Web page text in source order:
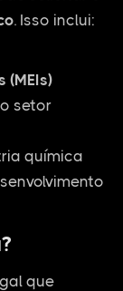
. Isso inclui:
(MEIs)
setor
química
que